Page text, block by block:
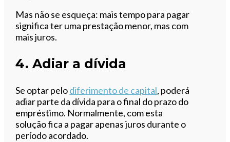
Mas não se esqueça: mais tempo para pagar
significa ter uma prestação menor, mas com
mais juros.
4. Adiar a dívida
Se optar pelodiferimento de capital, poderá
adiar parte da dívida para o final do prazo do
empréstimo. Normalmente, com esta
solução fica a pagar apenas juros durante o
período acordado.